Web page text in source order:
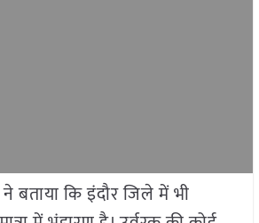
कि इंदौर जिले में भी